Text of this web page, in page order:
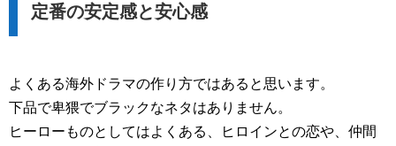
定番の安定感と安心感
よくある海外ドラマの作り方ではあると思います。
下品で卑猥でブラックなネタはありません。
ヒーローものとしてはよくある、ヒロインとの恋や、仲間